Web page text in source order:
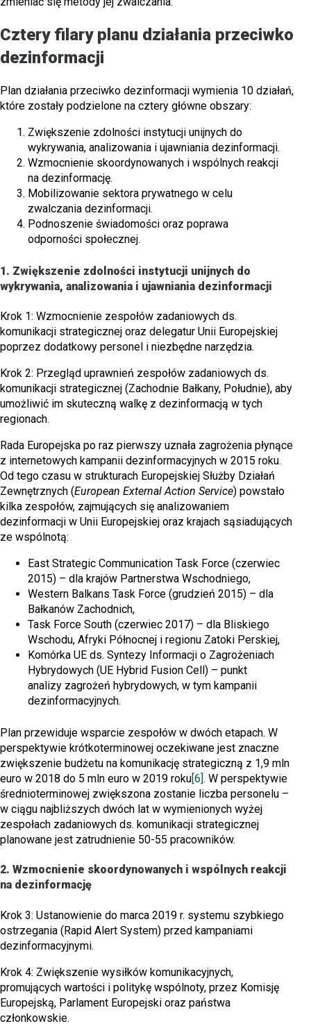
Cztery filary planu działania przeciwko
dezinformacji
Plan działania przeciwko dezinformacji wymienia 10 działań,
które zostały podzielone na cztery główne obszary:
Zwiększenie zdolności instytucji unijnych do
wykrywania, analizowania i ujawniania dezinformacji.
Wzmocnienie skoordynowanych i wspólnych reakcji
na dezinformację.
Mobilizowanie sektora prywatnego w celu
zwalczania dezinformacji.
Podnoszenie świadomości oraz poprawa
odporności społecznej.
1. Zwiększenie zdolności instytucji unijnych do
wykrywania, analizowania i ujawniania dezinformacji
Krok 1: Wzmocnienie zespołów zadaniowych ds.
komunikacji strategicznej oraz delegatur Unii Europejskiej
poprzez dodatkowy personel i niezbędne narzędzia.
Krok 2: Przegląd uprawnień zespołów zadaniowych ds.
komunikacji strategicznej (Zachodnie Bałkany, Południe), aby
umożliwić im skuteczną walkę z dezinformacją w tych
regionach.
Rada Europejska po raz pierwszy uznała zagrożenia płynące
z internetowych kampanii dezinformacyjnych w 2015 roku.
Od tego czasu w strukturach Europejskiej Służby Działań
Zewnętrznych (European External Action Service) powstało
kilka zespołów, zajmujących się analizowaniem
dezinformacji w Unii Europejskiej oraz krajach sąsiadujących
ze wspólnotą:
East Strategic Communication Task Force (czerwiec
2015) – dla krajów Partnerstwa Wschodniego,
Western Balkans Task Force (grudzień 2015) – dla
Bałkanów Zachodnich,
Task Force South (czerwiec 2017) – dla Bliskiego
Wschodu, Afryki Północnej i regionu Zatoki Perskiej,
Komórka UE ds. Syntezy Informacji o Zagrożeniach
Hybrydowych (UE Hybrid Fusion Cell) – punkt
analizy zagrożeń hybrydowych, w tym kampanii
dezinformacyjnych.
Plan przewiduje wsparcie zespołów w dwóch etapach. W
perspektywie krótkoterminowej oczekiwane jest znaczne
zwiększenie budżetu na komunikację strategiczną z 1,9 mln
euro w 2018 do 5 mln euro w 2019 roku[6]. W perspektywie
średnioterminowej zwiększona zostanie liczba personelu –
w ciągu najbliższych dwóch lat w wymienionych wyżej
zespołach zadaniowych ds. komunikacji strategicznej
planowane jest zatrudnienie 50-55 pracowników.
2. Wzmocnienie skoordynowanych i wspólnych reakcji
na dezinformację
Krok 3: Ustanowienie do marca 2019 r. systemu szybkiego
ostrzegania (Rapid Alert System) przed kampaniami
dezinformacyjnymi.
Krok 4: Zwiększenie wysiłków komunikacyjnych,
promujących wartości i politykę wspólnoty, przez Komisję
Europejską, Parlament Europejski oraz państwa
członkowskie.